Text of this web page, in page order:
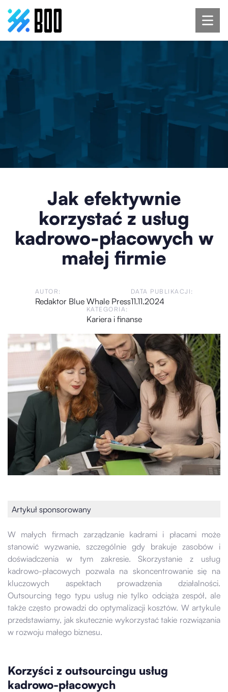
Jak efektywnie
korzystać z usług
kadrowo-płacowych w
małej firmie
AUTOR:
Redaktor Blue Whale Press
DATA PUBLIKACJI:
11.11.2024
KATEGORIA:
Kariera i finanse
Artykuł sponsorowany
W małych firmach zarządzanie kadrami i płacami może
stanowić wyzwanie, szczególnie gdy brakuje zasobów i
doświadczenia w tym zakresie. Skorzystanie z usług
kadrowo-płacowych pozwala na skoncentrowanie się na
kluczowych aspektach prowadzenia działalności.
Outsourcing tego typu usług nie tylko odciąża zespół, ale
także często prowadzi do optymalizacji kosztów. W artykule
przedstawiamy, jak skutecznie wykorzystać takie rozwiązania
w rozwoju małego biznesu.
Korzyści z outsourcingu usług
kadrowo-płacowych